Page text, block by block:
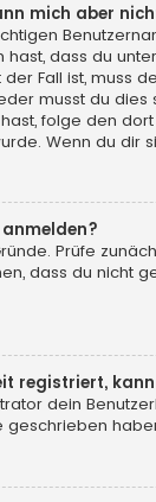
mich aber
dass du
Fall ist, muss
musst du dies
folge den
Wenn du dir
Prüfe
dass du nicht
registriert,
dein